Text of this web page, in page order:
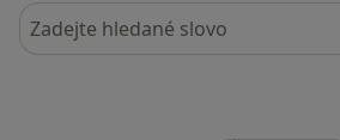
Hledejte v názorech